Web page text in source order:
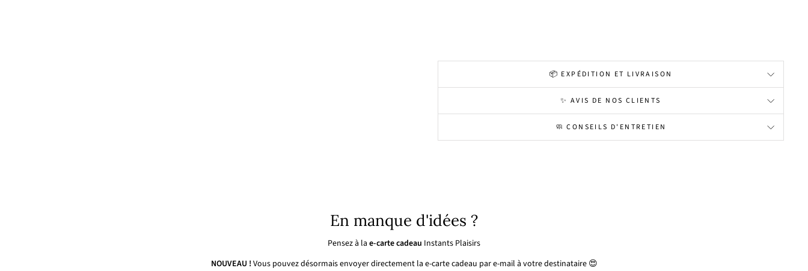
📦 EXPÉDITION ET LIVRAISON
✨ AVIS DE NOS CLIENTS
🧼 CONSEILS D'ENTRETIEN
En manque d'idées ?
Pensez à la e-carte cadeau Instants Plaisirs
NOUVEAU !Vous pouvez désormais envoyer directement la e-carte cadeau par e-mail à votre destinataire 😍